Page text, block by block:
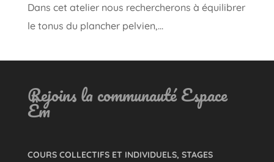
Dans cet atelier nous rechercherons à équilibrer
le tonus du plancher pelvien,...
Rejoins la communauté Espace
Êm
COURS COLLECTIFS ET INDIVIDUELS, STAGES